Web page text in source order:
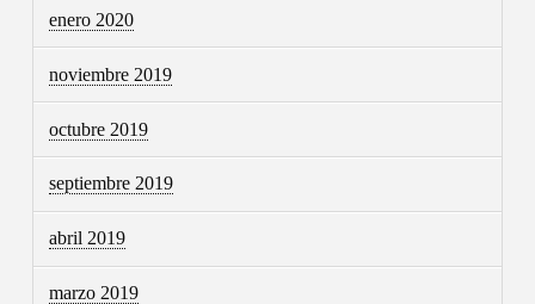
enero 2020
noviembre 2019
octubre 2019
septiembre 2019
abril 2019
marzo 2019